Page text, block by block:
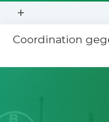
Menü
+
Mitmachen
Kontakt
Coordination